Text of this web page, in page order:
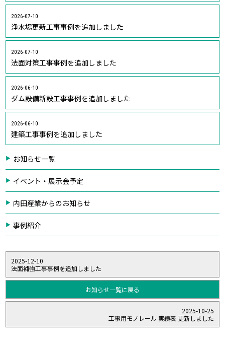
お知らせ一覧
イベント・展示会予定
内田産業からのお知らせ
事例紹介
2026-07-10
浄水場更新工事事例を追加しました
2026-07-10
法面対策工事事例を追加しました
2026-06-10
ダム設備新設工事事例を追加しました
2026-06-10
建築工事事例を追加しました
2025-12-10
法面補強工事事例を追加しました
お知らせ一覧に戻る
2025-10-25
工事用モノレール 実績表 更新しました